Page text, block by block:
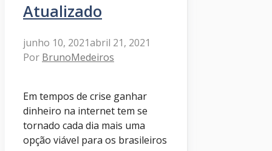
Atualizado
junho 10, 2021abril 21, 2021
Por BrunoMedeiros
Em tempos de crise ganhar
dinheiro na internet tem se
tornado cada dia mais uma
opção viável para os brasileiros